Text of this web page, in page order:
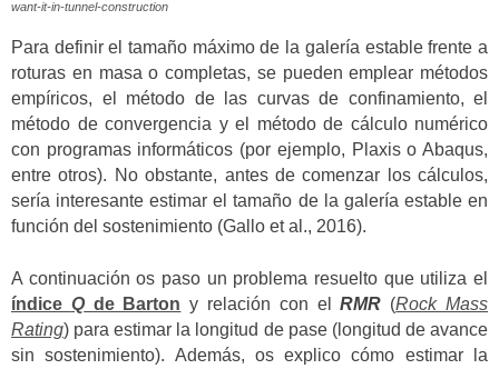
want-it-in-tunnel-construction
Para definir el tamaño máximo de la galería estable frente a
roturas en masa o completas, se pueden emplear métodos
empíricos, el método de las curvas de confinamiento, el
método de convergencia y el método de cálculo numérico
con programas informáticos (por ejemplo, Plaxis o Abaqus,
entre otros). No obstante, antes de comenzar los cálculos,
sería interesante estimar el tamaño de la galería estable en
función del sostenimiento (Gallo et al., 2016).
A continuación os paso un problema resuelto que utiliza el
índice Qde Barton y relación con elRMR (Rock Mass
Rating) para estimar la longitud de pase (longitud de avance
sin sostenimiento). Además, os explico cómo estimar la